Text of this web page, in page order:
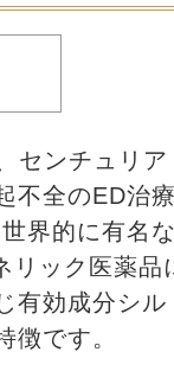
センチュリア
不全のED治
界的に有名
リック医薬品
有効成分シル
徴です。